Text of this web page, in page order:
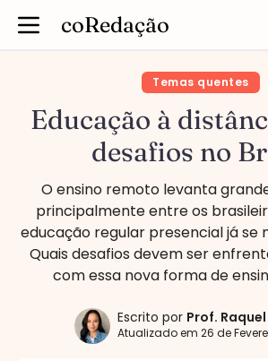
coRedação
Temas quentes
Educação à
desafios no
O ensino remoto levanta
principalmente entre os
educação regular presencial já se
Quais desafios devem ser
com essa nova forma de
Escrito por Prof.
Atualizado em 26 de